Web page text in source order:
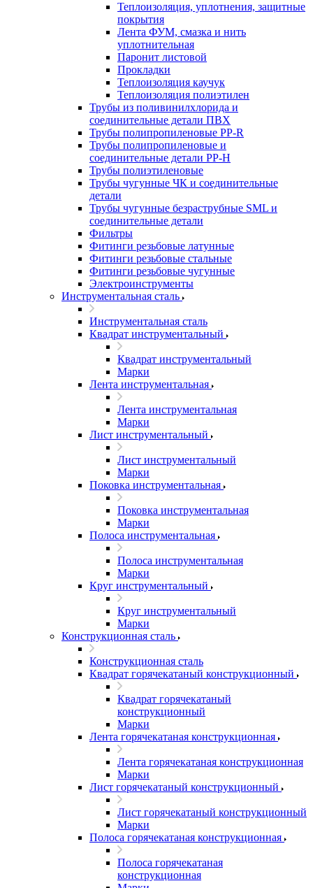
Теплоизоляция, уплотнения, защитные
покрытия
Лента ФУМ, смазка и нить
уплотнительная
Паронит листовой
Прокладки
Теплоизоляция каучук
Теплоизоляция полиэтилен
Трубы из поливинилхлорида и
соединительные детали ПВХ
Трубы полипропиленовые PP-R
Трубы полипропиленовые и
соединительные детали PP-H
Трубы полиэтиленовые
Трубы чугунные ЧК и соединительные
детали
Трубы чугунные безраструбные SML и
соединительные детали
Фильтры
Фитинги резьбовые латунные
Фитинги резьбовые стальные
Фитинги резьбовые чугунные
Электроинструменты
Инструментальная сталь
Инструментальная сталь
Квадрат инструментальный
Квадрат инструментальный
Марки
Лента инструментальная
Лента инструментальная
Марки
Лист инструментальный
Лист инструментальный
Марки
Поковка инструментальная
Поковка инструментальная
Марки
Полоса инструментальная
Полоса инструментальная
Марки
Круг инструментальный
Круг инструментальный
Марки
Конструкционная сталь
Конструкционная сталь
Квадрат горячекатаный конструкционный
Квадрат горячекатаный
конструкционный
Марки
Лента горячекатаная конструкционная
Лента горячекатаная конструкционная
Марки
Лист горячекатаный конструкционный
Лист горячекатаный конструкционный
Марки
Полоса горячекатаная конструкционная
Полоса горячекатаная
конструкционная